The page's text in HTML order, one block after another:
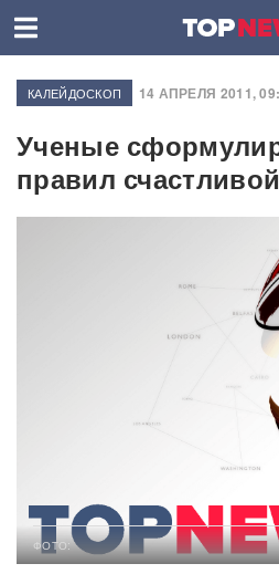
КАЛЕЙДОСКОП 14 АПРЕЛЯ 2011,
Ученые
правил
ФОТО: